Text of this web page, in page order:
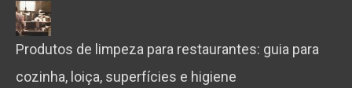
Produtos de limpeza para restaurantes: guia para
cozinha, loiça, superfícies e higiene